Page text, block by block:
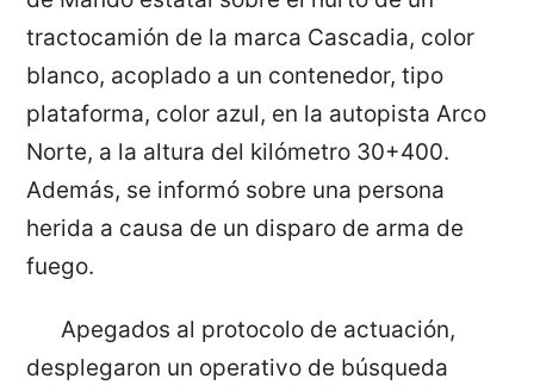
tractocamión de la marca Cascadia, color
blanco, acoplado a un contenedor, tipo
plataforma, color azul, en la autopista Arco
Norte, a la altura del kilómetro 30+400.
Además, se informó sobre una persona
herida a causa de un disparo de arma de
fuego.
Apegados al protocolo de actuación,
desplegaron un operativo de búsqueda